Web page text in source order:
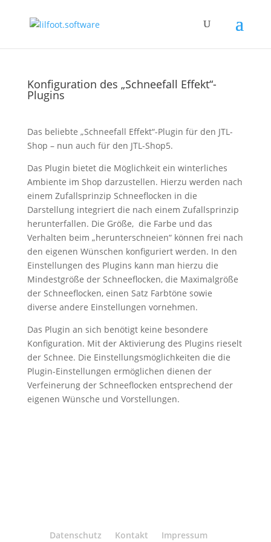
Konfiguration des „Schneefall Effekt“-
Plugins
Das beliebte „Schneefall Effekt“-Plugin für den JTL-
Shop – nun auch für den JTL-Shop5.
Das Plugin bietet die Möglichkeit ein winterliches
Ambiente im Shop darzustellen. Hierzu werden nach
einem Zufallsprinzip Schneeflocken in die
Darstellung integriert die nach einem Zufallsprinzip
herunterfallen. Die Größe, die Farbe und das
Verhalten beim „herunterschneien“ können frei nach
den eigenen Wünschen konfiguriert werden. In den
Einstellungen des Plugins kann man hierzu die
Mindestgröße der Schneeflocken, die Maximalgröße
der Schneeflocken, einen Satz Farbtöne sowie
diverse andere Einstellungen vornehmen.
Das Plugin an sich benötigt keine besondere
Konfiguration. Mit der Aktivierung des Plugins rieselt
der Schnee. Die Einstellungsmöglichkeiten die die
Plugin-Einstellungen ermöglichen dienen der
Verfeinerung der Schneeflocken entsprechend der
eigenen Wünsche und Vorstellungen.
Datenschutz Kontakt Impressum